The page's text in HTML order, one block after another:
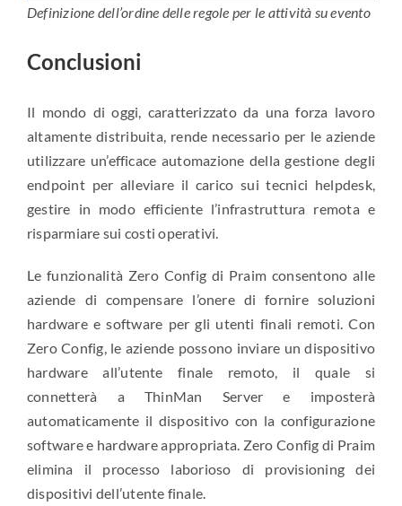
Definizione dell’ordine delle regole per le attività su evento
Conclusioni
Il mondo di oggi, caratterizzato da una forza lavoro
altamente distribuita, rende necessario per le aziende
utilizzare un’efficace automazione della gestione degli
endpoint per alleviare il carico sui tecnici helpdesk,
gestire in modo efficiente l’infrastruttura remota e
risparmiare sui costi operativi.
Le funzionalità Zero Config di Praim consentono alle
aziende di compensare l’onere di fornire soluzioni
hardware e software per gli utenti finali remoti. Con
Zero Config, le aziende possono inviare un dispositivo
hardware all’utente finale remoto, il quale si
connetterà a ThinMan Server e imposterà
automaticamente il dispositivo con la configurazione
software e hardware appropriata. Zero Config di Praim
elimina il processo laborioso di provisioning dei
dispositivi dell’utente finale.